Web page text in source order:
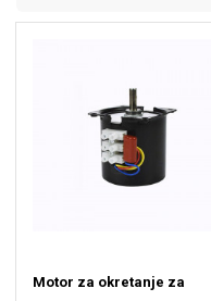
Motor za okretanje za